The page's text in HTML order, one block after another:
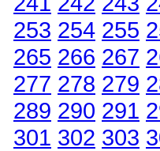
253 254 255
265 266 267
277 278 279
289 290 291
301 302 303